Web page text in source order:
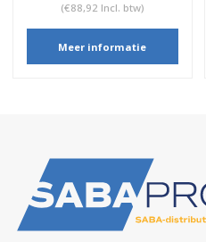
(€88,92 Incl. btw)
Meer informatie